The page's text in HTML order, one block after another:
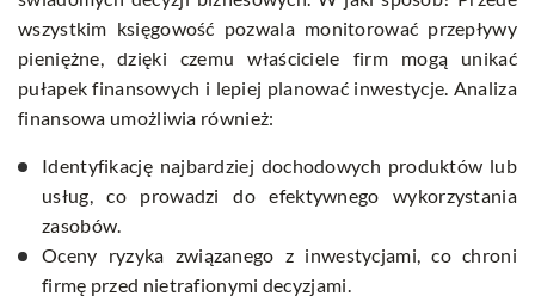
wszystkim księgowość pozwala monitorować przepływy
pieniężne, dzięki czemu właściciele firm mogą unikać
pułapek finansowych i lepiej planować inwestycje. Analiza
finansowa umożliwia również:
Identyfikację najbardziej dochodowych produktów lub
usług, co prowadzi do efektywnego wykorzystania
zasobów.
Oceny ryzyka związanego z inwestycjami, co chroni
firmę przed nietrafionymi decyzjami.